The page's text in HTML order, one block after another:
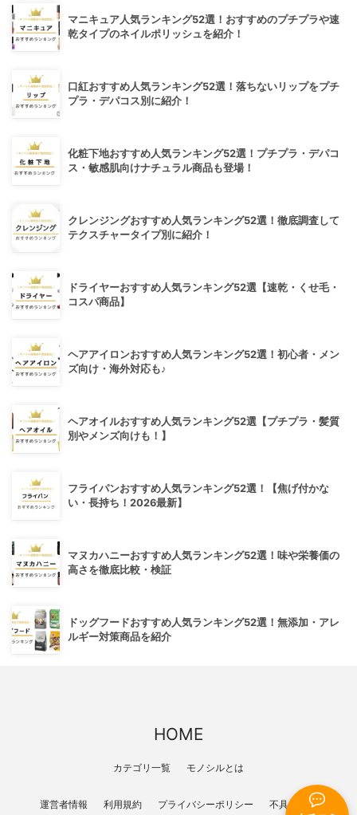
マニキュア人気ランキング52選！おすすめのプチプラや速
乾タイプのネイルポリッシュを紹介！
口紅おすすめ人気ランキング52選！落ちないリップをプチ
プラ・デパコス別に紹介！
化粧下地おすすめ人気ランキング52選！プチプラ・デパコ
ス・敏感肌向けナチュラル商品も登場！
クレンジングおすすめ人気ランキング52選！徹底調査して
テクスチャータイプ別に紹介！
ドライヤーおすすめ人気ランキング52選【速乾・くせ毛・
コスパ商品】
ヘアアイロンおすすめ人気ランキング52選！初心者・メン
ズ向け・海外対応も♪
ヘアオイルおすすめ人気ランキング52選【プチプラ・髪質
別やメンズ向けも！】
フライパンおすすめ人気ランキング52選！【焦げ付かな
い・長持ち！2026最新】
マヌカハニーおすすめ人気ランキング52選！味や栄養価の
高さを徹底比較・検証
ドッグフードおすすめ人気ランキング52選！無添加・アレ
ルギー対策商品を紹介
HOME
カテゴリ一覧 モノシルとは
運営者情報 利用規約 プライバシーポリシー 不具合報告